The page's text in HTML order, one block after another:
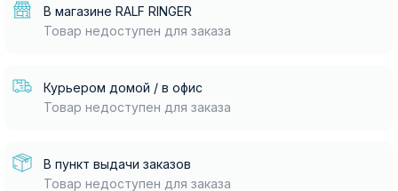
В магазине RALF RINGER
Товар недоступен для заказа
Курьером домой / в офис
Товар недоступен для заказа
В пункт выдачи заказов
Товар недоступен для заказа